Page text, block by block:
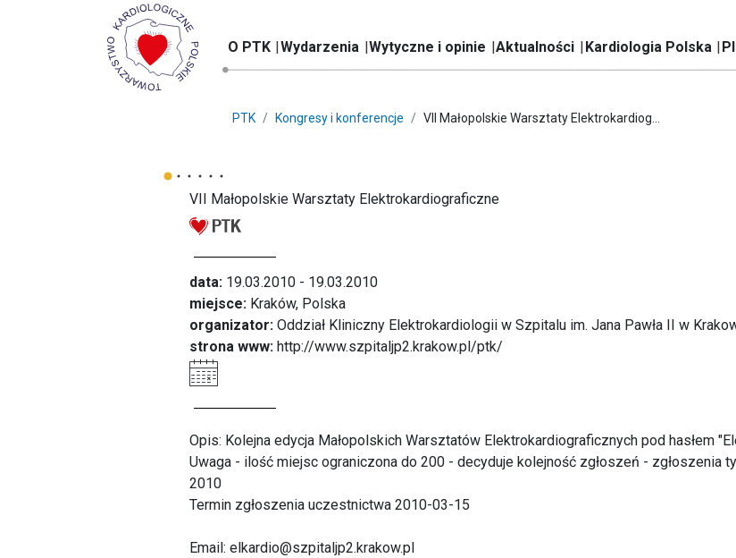
O PTK Wydarzenia Wytyczne i opinie Aktualności Kardiologia Polska
PTK Kongresy i konferencje VII Małopolskie Warsztaty Elektrokardiog...
VII Małopolskie Warsztaty Elektrokardiograficzne
data: 19.03.2010 - 19.03.2010
miejsce: Kraków, Polska
organizator: Oddział Kliniczny Elektrokardiologii w Szpitalu im. Jana Pawła II w
strona www: http://www.szpitaljp2.krakow.pl/ptk/
Opis: Kolejna edycja Małopolskich Warsztatów Elektrokardiograficznych pod hasłem
Uwaga - ilość miejsc ograniczona do 200 - decyduje kolejność zgłoszeń - zgłoszenia
2010
Termin zgłoszenia uczestnictwa 2010-03-15
Email: elkardio@szpitaljp2.krakow.pl